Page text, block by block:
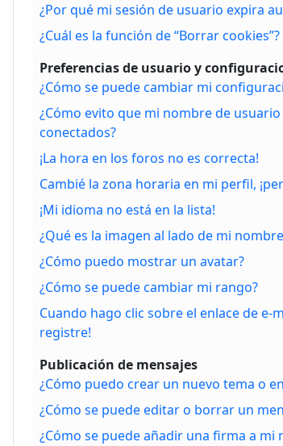
¿Por qué mi sesión de usuario expira
¿Cuál es la función de “Borrar cookies”?
Preferencias de usuario y
¿Cómo se puede cambiar mi
¿Cómo evito que mi nombre de
conectados?
¡La hora en los foros no es correcta!
Cambié la zona horaria en mi perfil,
¡Mi idioma no está en la lista!
¿Qué es la imagen al lado de mi
¿Cómo puedo mostrar un avatar?
¿Cómo se puede cambiar mi rango?
Cuando hago clic sobre el enlace de e-
registre!
Publicación de mensajes
¿Cómo puedo crear un nuevo tema o
¿Cómo se puede editar o borrar un
¿Cómo se puede añadir una firma a mi